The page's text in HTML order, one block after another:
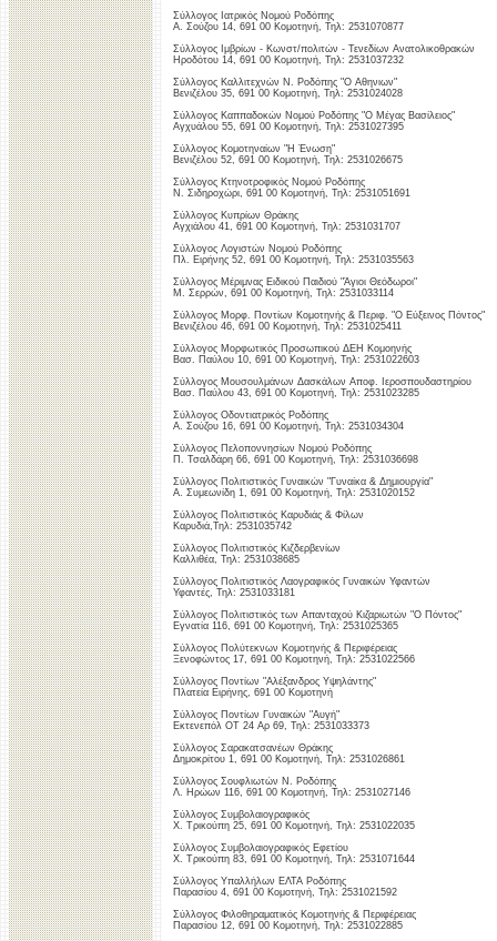
Σύλλογος Ιατρικός Νομού Ροδόπης
Α. Σούζου 14, 691 00 Κομοτηνή, Τηλ: 2531070877
Σύλλογος Ιμβρίων - Κωνστ/πολιτών - Τενεδίων Ανατολικοθρακών
Ηροδότου 14, 691 00 Κομοτηνή, Τηλ: 2531037232
Σύλλογος Καλλιτεχνών Ν. Ροδόπης "Ο Αθηνιων"
Βενιζέλου 35, 691 00 Κομοτηνή, Τηλ: 2531024028
Σύλλογος Καππαδοκών Νομού Ροδόπης "Ο Μέγας Βασίλειος"
Αγχυάλου 55, 691 00 Κομοτηνή, Τηλ: 2531027395
Σύλλογος Κομοτηναίων "Η Ένωση"
Βενιζέλου 52, 691 00 Κομοτηνή, Τηλ: 2531026675
Σύλλογος Κτηνοτροφικός Νομού Ροδόπης
Ν. Σιδηροχώρι, 691 00 Κομοτηνή, Τηλ: 2531051691
Σύλλογος Κυπρίων Θράκης
Αγχιάλου 41, 691 00 Κομοτηνή, Τηλ: 2531031707
Σύλλογος Λογιστών Νομού Ροδόπης
Πλ. Ειρήνης 52, 691 00 Κομοτηνή, Τηλ: 2531035563
Σύλλογος Μέριμνας Ειδικού Παιδιού "Άγιοι Θεόδωροι"
Μ. Σερρών, 691 00 Κομοτηνή, Τηλ: 2531033114
Σύλλογος Μορφ. Ποντίων Κομοτηνής & Περιφ. "Ο Εύξεινος Πόντος"
Βενιζέλου 46, 691 00 Κομοτηνή, Τηλ: 2531025411
Σύλλογος Μορφωτικός Προσωπικού ΔΕΗ Κομοηνής
Βασ. Παύλου 10, 691 00 Κομοτηνή, Τηλ: 2531022603
Σύλλογος Μουσουλμάνων Δασκάλων Αποφ. Ιεροσπουδαστηρίου
Βασ. Παύλου 43, 691 00 Κομοτηνή, Τηλ: 2531023285
Σύλλογος Οδοντιατρικός Ροδόπης
Α. Σούζου 16, 691 00 Κομοτηνή, Τηλ: 2531034304
Σύλλογος Πελοποννησίων Νομού Ροδόπης
Π. Τσαλδάρη 66, 691 00 Κομοτηνή, Τηλ: 2531036698
Σύλλογος Πολιτιστικός Γυναικών "Γυναίκα & Δημιουργία"
Α. Συμεωνίδη 1, 691 00 Κομοτηνή, Τηλ: 2531020152
Σύλλογος Πολιτιστικός Καρυδιάς & Φίλων
Καρυδιά,Τηλ: 2531035742
Σύλλογος Πολιτιστικός Κιζδερβενίων
Καλλιθέα, Τηλ: 2531038685
Σύλλογος Πολιτιστικός Λαογραφικός Γυναικών Υφαντών
Υφαντές, Τηλ: 2531033181
Σύλλογος Πολιτιστικός των Απανταχού Κιζαριωτών "Ο Πόντος"
Εγνατία 116, 691 00 Κομοτηνή, Τηλ: 2531025365
Σύλλογος Πολύτεκνων Κομοτηνής & Περιφέρειας
Ξενοφώντος 17, 691 00 Κομοτηνή, Τηλ: 2531022566
Σύλλογος Ποντίων "Αλέξανδρος Υψηλάντης"
Πλατεία Ειρήνης, 691 00 Κομοτηνή
Σύλλογος Ποντίων Γυναικών "Αυγή"
Εκτενεπόλ ΟΤ 24 Αρ 69, Τηλ: 2531033373
Σύλλογος Σαρακατσανέων Θράκης
Δημοκρίτου 1, 691 00 Κομοτηνή, Τηλ: 2531026861
Σύλλογος Σουφλιωτών Ν. Ροδόπης
Λ. Ηρώων 116, 691 00 Κομοτηνή, Τηλ: 2531027146
Σύλλογος Συμβολαιογραφικός
Χ. Τρικούπη 25, 691 00 Κομοτηνή, Τηλ: 2531022035
Σύλλογος Συμβολαιογραφικός Εφετίου
Χ. Τρικούπη 83, 691 00 Κομοτηνή, Τηλ: 2531071644
Σύλλογος Υπαλλήλων ΕΛΤΑ Ροδόπης
Παρασίου 4, 691 00 Κομοτηνή, Τηλ: 2531021592
Σύλλογος Φιλοθηραματικός Κομοτηνής & Περιφέρειας
Παρασίου 12, 691 00 Κομοτηνή, Τηλ: 2531022885